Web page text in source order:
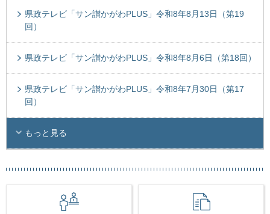
県政テレビ「サン讃かがわPLUS」令和8年8月13日（第19
回）
県政テレビ「サン讃かがわPLUS」令和8年8月6日（第18回）
県政テレビ「サン讃かがわPLUS」令和8年7月30日（第17
回）
もっと見る